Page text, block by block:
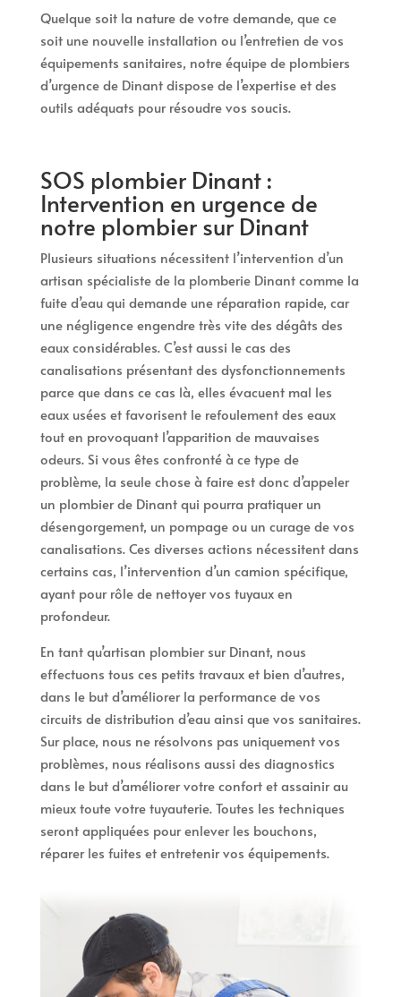
Quelque soit la nature de votre demande, que ce
soit une nouvelle installation ou l’entretien de vos
équipements sanitaires, notre équipe de plombiers
d’urgence de Dinant dispose de l’expertise et des
outils adéquats pour résoudre vos soucis.
SOS plombier Dinant :
Intervention en urgence de
notre plombier sur Dinant
Plusieurs situations nécessitent l’intervention d’un
artisan spécialiste de la plomberie Dinant comme la
fuite d’eau qui demande une réparation rapide, car
une négligence engendre très vite des dégâts des
eaux considérables. C’est aussi le cas des
canalisations présentant des dysfonctionnements
parce que dans ce cas là, elles évacuent mal les
eaux usées et favorisent le refoulement des eaux
tout en provoquant l’apparition de mauvaises
odeurs. Si vous êtes confronté à ce type de
problème, la seule chose à faire est donc d’appeler
un plombier de Dinant qui pourra pratiquer un
désengorgement, un pompage ou un curage de vos
canalisations. Ces diverses actions nécessitent dans
certains cas, l’intervention d’un camion spécifique,
ayant pour rôle de nettoyer vos tuyaux en
profondeur.
En tant qu’artisan plombier sur Dinant, nous
effectuons tous ces petits travaux et bien d’autres,
dans le but d’améliorer la performance de vos
circuits de distribution d’eau ainsi que vos sanitaires.
Sur place, nous ne résolvons pas uniquement vos
problèmes, nous réalisons aussi des diagnostics
dans le but d’améliorer votre confort et assainir au
mieux toute votre tuyauterie. Toutes les techniques
seront appliquées pour enlever les bouchons,
réparer les fuites et entretenir vos équipements.